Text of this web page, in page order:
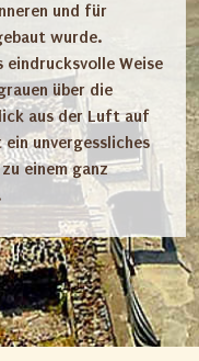
und für
wurde.
eindrucksvolle Weise
über die
aus der Luft auf
unvergessliches
einem ganz